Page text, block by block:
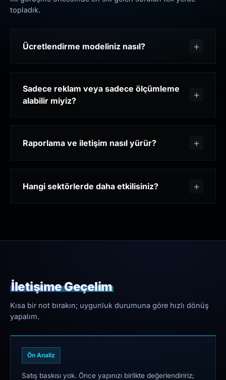
topladık.
Ücretlendirme modeliniz nasıl?
Sadece reklam veya sadece ölçümleme
alabilir miyiz?
Raporlama ve iletişim nasıl yürür?
Hangi sektörlerde daha etkilisiniz?
İletişime Geçelim
Kısa bir not bırakın; uygunluk durumuna göre hızlı dönüş
yapalım.
Ön Analiz
Satış baskısı yok. Önce yapınızı birlikte değerlendiririz;